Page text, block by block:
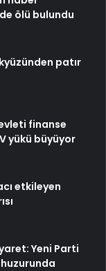
ölü bulundu
patır
finanse
yükü büyüyor
etkileyen
Yeni Parti
huzurunda